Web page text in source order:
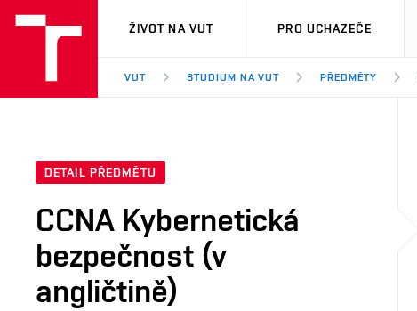
VUT
ŽIVOT NA VUT PRO UCHAZEČE
VUT STUDIUM NA VUT PŘEDMĚTY
DETAIL PŘEDMĚTU
CCNA Kybernetická
bezpečnost (v
angličtině)